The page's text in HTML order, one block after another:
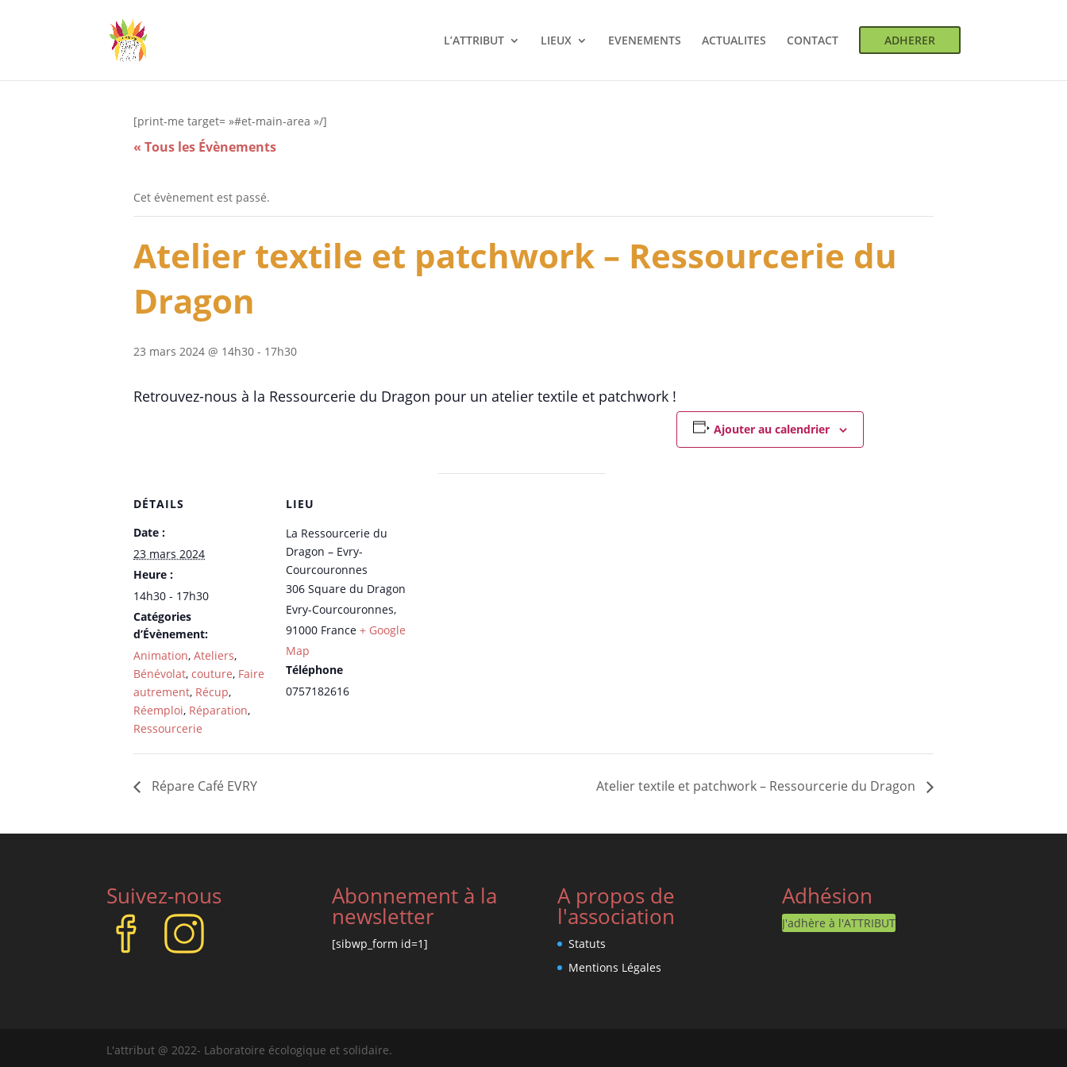
L’ATTRIBUT LIEUX EVENEMENTS ACTUALITES CONTACT ADHERER
[print-me target= »#et-main-area »/]
« Tous les Évènements
Cet évènement est passé.
Atelier textile et patchwork – Ressourcerie du
Dragon
23 mars 2024 @ 14h30 - 17h30
Retrouvez-nous à la Ressourcerie du Dragon pour un atelier textile et patchwork !
Ajouter au calendrier
DÉTAILS
Date :
23 mars 2024
Heure :
14h30 - 17h30
Catégories
d’Évènement:
Animation, Ateliers,
Bénévolat, couture, Faire
autrement, Récup,
Réemploi, Réparation,
Ressourcerie
LIEU
La Ressourcerie du
Dragon – Evry-
Courcouronnes
306 Square du Dragon
Evry-Courcouronnes,
91000 France + Google
Map
Téléphone
0757182616
Répare Café EVRY Atelier textile et patchwork – Ressourcerie du Dragon
Suivez-nous Abonnement à la
newsletter
[sibwp_form id=1]
A propos de
l'association
Statuts
Mentions Légales
Adhésion
J'adhère à l'ATTRIBUT
L'attribut @ 2022- Laboratoire écologique et solidaire.